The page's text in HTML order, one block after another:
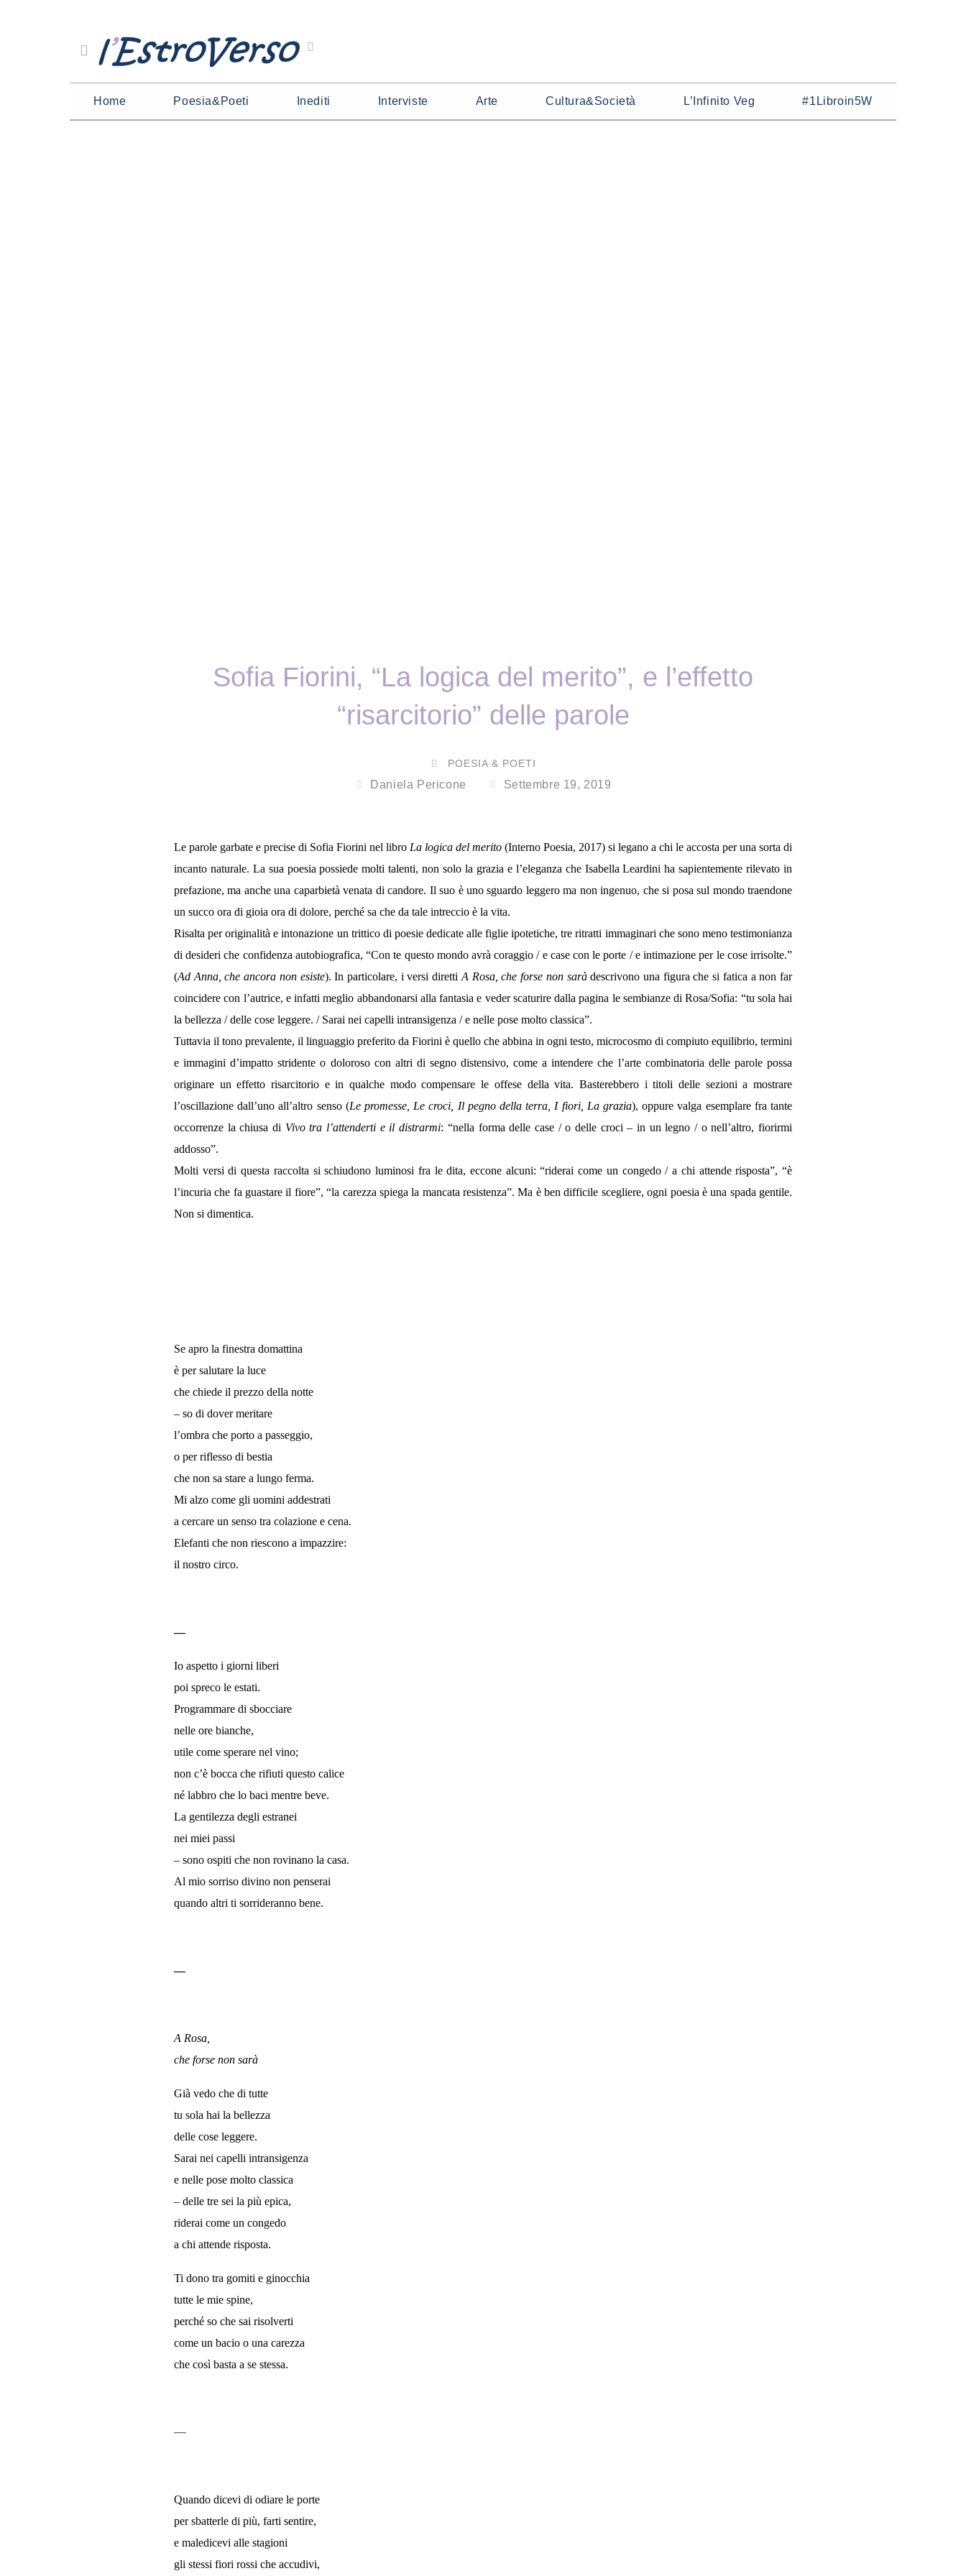
Home Poesia&Poeti Inediti Interviste Arte Cultura&Società L’Infinito Veg #1Libroin5W
Sofia Fiorini, “La logica del merito”, e l’effetto
“risarcitorio” delle parole
POESIA & POETI
Daniela Pericone Settembre 19, 2019
Le parole garbate e precise di Sofia Fiorini nel libro La logica del merito (Interno Poesia, 2017) si legano a chi le accosta per una sorta di
incanto naturale. La sua poesia possiede molti talenti, non solo la grazia e l’eleganza che Isabella Leardini ha sapientemente rilevato in
prefazione, ma anche una caparbietà venata di candore. Il suo è uno sguardo leggero ma non ingenuo, che si posa sul mondo traendone
un succo ora di gioia ora di dolore, perché sa che da tale intreccio è la vita.
Risalta per originalità e intonazione un trittico di poesie dedicate alle figlie ipotetiche, tre ritratti immaginari che sono meno testimonianza
di desideri che confidenza autobiografica, “Con te questo mondo avrà coraggio / e case con le porte / e intimazione per le cose irrisolte.”
(Ad Anna, che ancora non esiste). In particolare, i versi diretti A Rosa, che forse non saràdescrivono una figura che si fatica a non far
coincidere con l’autrice, e infatti meglio abbandonarsi alla fantasia e veder scaturire dalla pagina le sembianze di Rosa/Sofia: “tu sola hai
la bellezza / delle cose leggere. / Sarai nei capelli intransigenza / e nelle pose molto classica”.
Tuttavia il tono prevalente, il linguaggio preferito da Fiorini è quello che abbina in ogni testo, microcosmo di compiuto equilibrio, termini
e immagini d’impatto stridente o doloroso con altri di segno distensivo, come a intendere che l’arte combinatoria delle parole possa
originare un effetto risarcitorio e in qualche modo compensare le offese della vita. Basterebbero i titoli delle sezioni a mostrare
l’oscillazione dall’uno all’altro senso (Le promesse, Le croci, Il pegno della terra, I fiori, La grazia), oppure valga esemplare fra tante
occorrenze la chiusa di Vivo tra l’attenderti e il distrarmi: “nella forma delle case / o delle croci – in un legno / o nell’altro, fiorirmi
addosso”.
Molti versi di questa raccolta si schiudono luminosi fra le dita, eccone alcuni: “riderai come un congedo / a chi attende risposta”, “è
l’incuria che fa guastare il fiore”, “la carezza spiega la mancata resistenza”. Ma è ben difficile scegliere, ogni poesia è una spada gentile.
Non si dimentica.
Se apro la finestra domattina
è per salutare la luce
che chiede il prezzo della notte
– so di dover meritare
l’ombra che porto a passeggio,
o per riflesso di bestia
che non sa stare a lungo ferma.
Mi alzo come gli uomini addestrati
a cercare un senso tra colazione e cena.
Elefanti che non riescono a impazzire:
il nostro circo.
—
Io aspetto i giorni liberi
poi spreco le estati.
Programmare di sbocciare
nelle ore bianche,
utile come sperare nel vino;
non c’è bocca che rifiuti questo calice
né labbro che lo baci mentre beve.
La gentilezza degli estranei
nei miei passi
– sono ospiti che non rovinano la casa.
Al mio sorriso divino non penserai
quando altri ti sorrideranno bene.
—
A Rosa,
che forse non sarà
Già vedo che di tutte
tu sola hai la bellezza
delle cose leggere.
Sarai nei capelli intransigenza
e nelle pose molto classica
– delle tre sei la più epica,
riderai come un congedo
a chi attende risposta.
Ti dono tra gomiti e ginocchia
tutte le mie spine,
perché so che sai risolverti
come un bacio o una carezza
che così basta a se stessa.
—
Quando dicevi di odiare le porte
per sbatterle di più, farti sentire,
e maledicevi alle stagioni
gli stessi fiori rossi che accudivi,